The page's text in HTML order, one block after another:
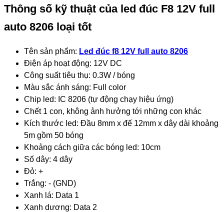
Thông số kỹ thuật của led đúc F8 12V full
auto 8206 loại tốt
Tên sản phẩm: Led đúc f8 12V full auto 8206
Điện áp hoạt động: 12V DC
Công suất tiêu thụ: 0.3W / bóng
Màu sắc ánh sáng: Full color
Chip led: IC 8206 (tự động chạy hiệu ứng)
Chết 1 con, không ảnh hưởng tới những con khác
Kích thước led: Đầu 8mm x đế 12mm x dây dài khoảng
5m gồm 50 bóng
Khoảng cách giữa các bóng led: 10cm
Số dây: 4 dây
Đỏ: +
Trắng: - (GND)
Xanh lá: Data 1
Xanh dương: Data 2